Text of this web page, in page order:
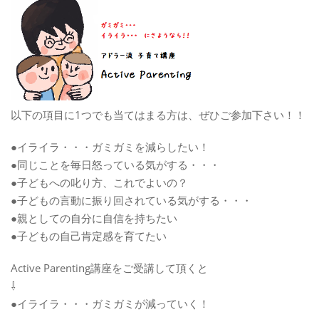
以下の項目に1つでも当てはまる方は、ぜひご参加下さい！！
●イライラ・・・ガミガミを減らしたい！
●同じことを毎日怒っている気がする・・・
●子どもへの叱り方、これでよいの？
●子どもの言動に振り回されている気がする・・・
●親としての自分に自信を持ちたい
●子どもの自己肯定感を育てたい
Active Parenting講座をご受講して頂くと
⇩
●イライラ・・・ガミガミが減っていく！